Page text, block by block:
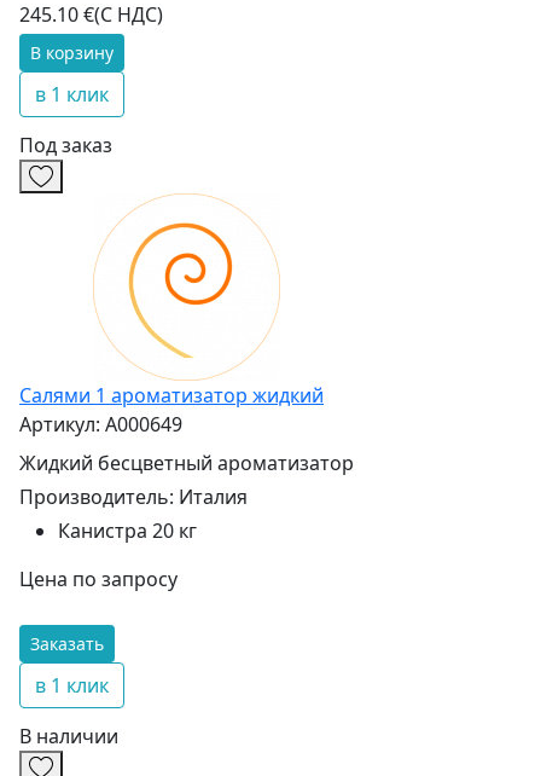
245.10 €(С НДС)
В корзину
в 1 клик
Под заказ
Салями 1 ароматизатор жидкий
Артикул: А000649
Жидкий бесцветный ароматизатор
Производитель: Италия
Канистра 20 кг
Цена по запросу
Заказать
в 1 клик
В наличии